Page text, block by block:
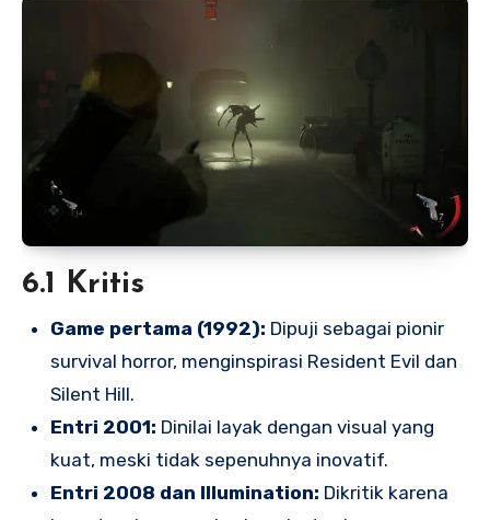
6.1 Kritis
Game pertama (1992): Dipuji sebagai pionir
survival horror, menginspirasi Resident Evil dan
Silent Hill.
Entri 2001: Dinilai layak dengan visual yang
kuat, meski tidak sepenuhnya inovatif.
Entri 2008 dan Illumination: Dikritik karena